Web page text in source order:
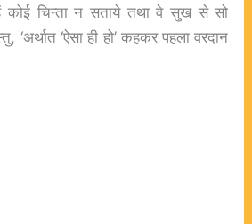
चिन्ता न सताये तथा वे सुख से सो
‘अर्थात ‘ऐसा ही हो’ कहकर पहला वरदान